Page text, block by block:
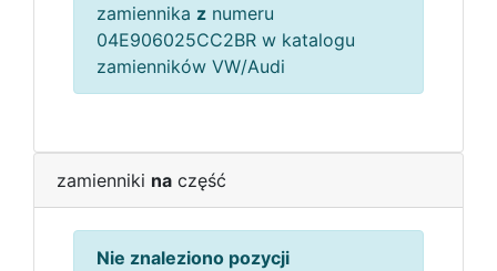
zamiennika z numeru
04E906025CC2BR w katalogu
zamienników VW/Audi
zamienniki na część
Nie znaleziono pozycji